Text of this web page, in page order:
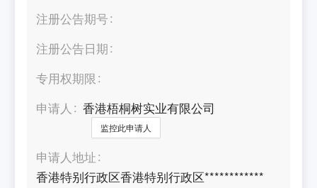
注册公告期号
注册公告日期
专用权期限
申请人
香港梧桐树实业有限公司
监控此申请人
申请人地址
香港特别行政区香港特别行政区************